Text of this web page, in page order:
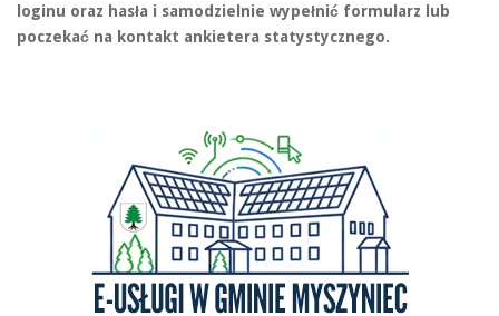
loginu oraz hasła i samodzielnie wypełnić formularz lub
poczekać na kontakt ankietera statystycznego.